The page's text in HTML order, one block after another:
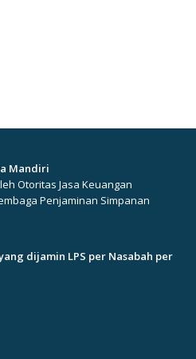
Mandiri
Otoritas Jasa Keuangan
Penjaminan Simpanan
dijamin LPS per Nasabah per